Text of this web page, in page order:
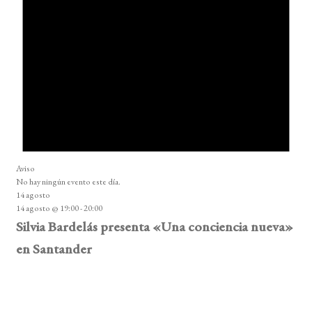
Aviso
No hay ningún evento este día.
14 agosto
14 agosto @ 19:00-20:00
Silvia Bardelás presenta «Una conciencia nueva»
en Santander